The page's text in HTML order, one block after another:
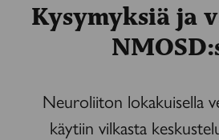
Kysymyksiä ja
Neuroliiton lokakuisella
käytiin vilkasta